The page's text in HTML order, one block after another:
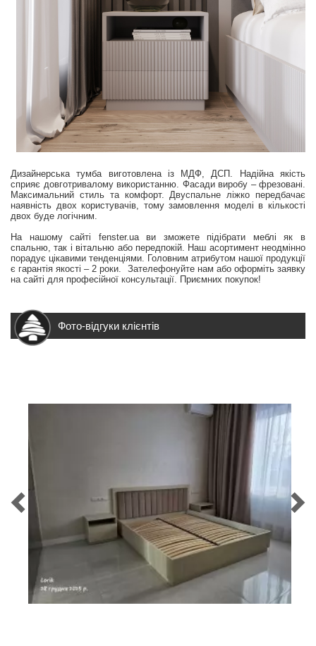
Дизайнерська тумба виготовлена із МДФ, ДСП. Надійна якість
сприяє довготривалому використанню. Фасади виробу – фрезовані.
Максимальний стиль та комфорт. Двуспальне ліжко передбачає
наявність двох користувачів, тому замовлення моделі в кількості
двох буде логічним.
На нашому сайті fenster.ua ви зможете підібрати меблі як в
спальню, так і вітальню або передпокій. Наш асортимент неодмінно
порадує цікавими тенденціями. Головним атрибутом нашої продукції
є гарантія якості – 2 роки. Зателефонуйте нам або оформіть заявку
на сайті для професійної консультації. Приємних покупок!
Фото-відгуки клієнтів